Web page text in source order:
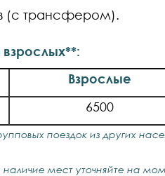
(с трансфером).
Взрослые
6500
поездок из других
мест уточняйте на